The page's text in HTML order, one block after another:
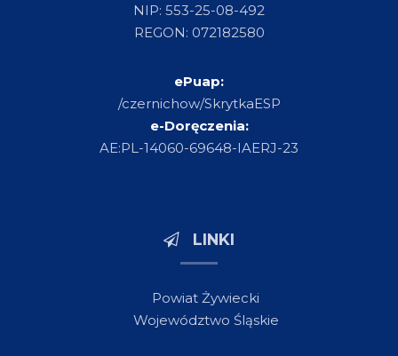
NIP: 553-25-08-492
REGON: 072182580
ePuap:
/czernichow/SkrytkaESP
e-Doręczenia:
AE:PL-14060-69648-IAERJ-23
LINKI
Powiat Żywiecki
Województwo Śląskie